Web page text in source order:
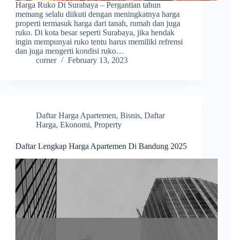
Harga Ruko Di Surabaya – Pergantian tahun
memang selalu diikuti dengan meningkatnya harga
properti termasuk harga dari tanah, rumah dan juga
ruko. Di kota besar seperti Surabaya, jika hendak
ingin mempunyai ruko tentu harus memiliki refrensi
dan juga mengerti kondisi ruko…
corner
February 13, 2023
Daftar Harga Apartemen, Bisnis, Daftar
Harga, Ekonomi, Property
Daftar Lengkap Harga Apartemen Di Bandung 2025